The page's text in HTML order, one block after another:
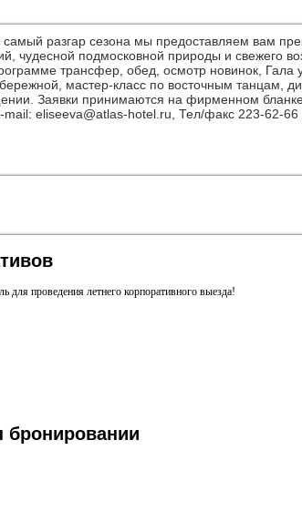
разгар сезона мы предоставляем вам
чудесной подмосковной природы и свежего
трансфер, обед, осмотр новинок, Гала
мастер-класс по восточным танцам,
Заявки принимаются на фирменном бланке
eliseeva@atlas-hotel.ru, Тел/факс 223-62-66
для проведения летнего корпоративного выезда!
бронировании